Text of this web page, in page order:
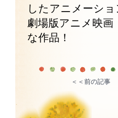
したアニメーショ
劇場版アニメ映
な作品！
＜＜前の記事